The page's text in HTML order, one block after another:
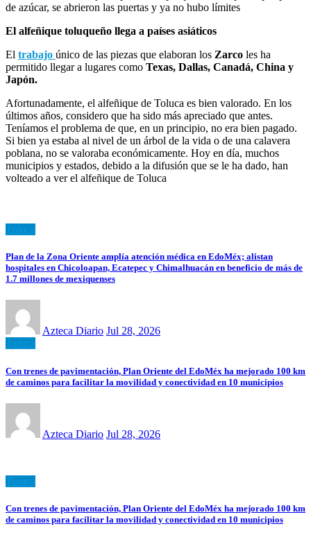
de azúcar, se abrieron las puertas y ya no hubo límites
El alfeñique toluqueño llega a países asiáticos
El trabajo único de las piezas que elaboran los Zarco les ha
permitido llegar a lugares como Texas, Dallas, Canadá, China y
Japón.
Afortunadamente, el alfeñique de Toluca es bien valorado. En los
últimos años, considero que ha sido más apreciado que antes.
Teníamos el problema de que, en un principio, no era bien pagado.
Si bien ya estaba al nivel de un árbol de la vida o de una calavera
poblana, no se valoraba económicamente. Hoy en día, muchos
municipios y estados, debido a la difusión que se le ha dado, han
volteado a ver el alfeñique de Toluca
Plan de la Zona Oriente amplía atención médica en EdoMéx; alistan
hospitales en Chicoloapan, Ecatepec y Chimalhuacán en beneficio de más de
1.7 millones de mexiquenses
Azteca Diario Jul 28, 2026
Con trenes de pavimentación, Plan Oriente del EdoMéx ha mejorado 100 km
de caminos para facilitar la movilidad y conectividad en 10 municipios
Azteca Diario Jul 28, 2026
Con trenes de pavimentación, Plan Oriente del EdoMéx ha mejorado 100 km
de caminos para facilitar la movilidad y conectividad en 10 municipios